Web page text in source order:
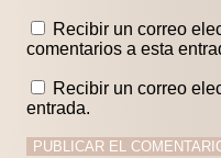
Recibir un correo
comentarios a esta
Recibir un correo
entrada.